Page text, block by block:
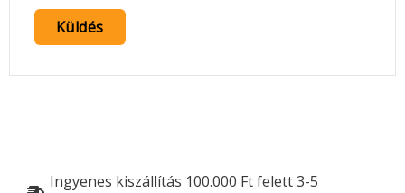
Ingyenes kiszállítás 100.000 Ft felett 3-5